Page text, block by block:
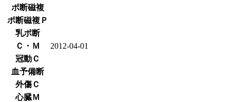
ポ断磁複
ポ断磁複Ｐ
乳ポ断
Ｃ・Ｍ
2012-04-01
冠動Ｃ
血予備断
外傷Ｃ
心臓Ｍ